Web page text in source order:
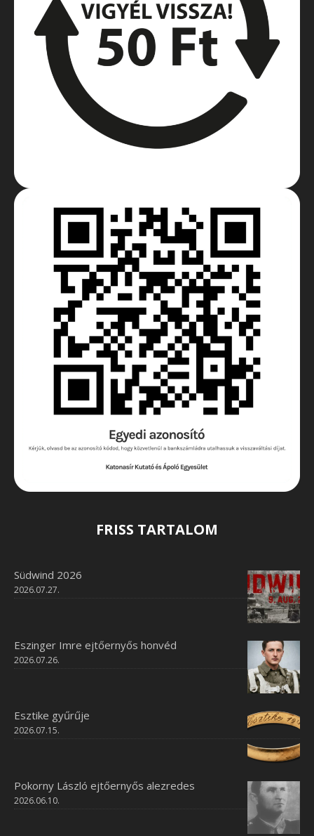
FRISS TARTALOM
Südwind 2026
2026.07.27.
Eszinger Imre ejtőernyős honvéd
2026.07.26.
Esztike gyűrűje
2026.07.15.
Pokorny László ejtőernyős alezredes
2026.06.10.